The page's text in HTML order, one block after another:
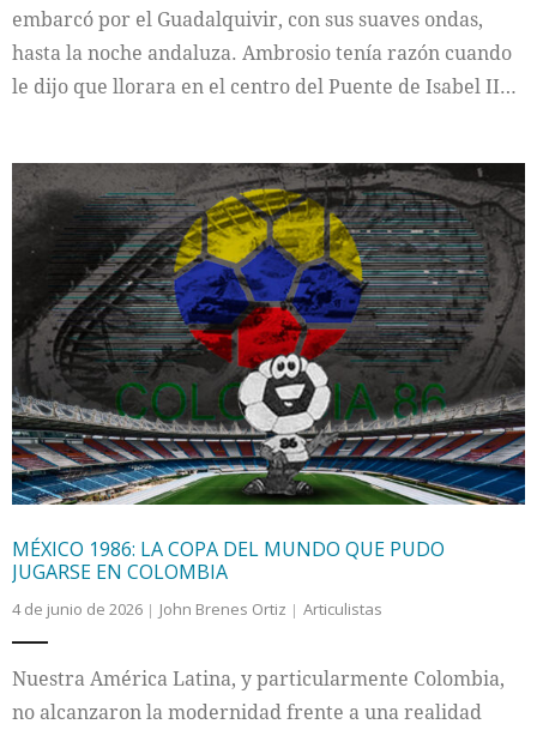
embarcó por el Guadalquivir, con sus suaves ondas,
hasta la noche andaluza. Ambrosio tenía razón cuando
le dijo que llorara en el centro del Puente de Isabel II…
MÉXICO 1986: LA COPA DEL MUNDO QUE PUDO
JUGARSE EN COLOMBIA
4 de junio de 2026 John Brenes Ortiz Articulistas
Nuestra América Latina, y particularmente Colombia,
no alcanzaron la modernidad frente a una realidad